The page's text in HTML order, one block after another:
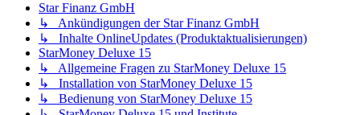
Star Finanz GmbH
↳ Ankündigungen der Star Finanz GmbH
↳ Inhalte OnlineUpdates (Produktaktualisierungen)
StarMoney Deluxe 15
↳ Allgemeine Fragen zu StarMoney Deluxe 15
↳ Installation von StarMoney Deluxe 15
↳ Bedienung von StarMoney Deluxe 15